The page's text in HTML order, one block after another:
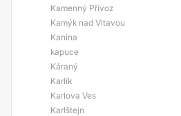
Kamenný Přívoz
Kamýk nad Vltavou
Kanina
kapuce
Káraný
Karlík
Karlova Ves
Karlštejn